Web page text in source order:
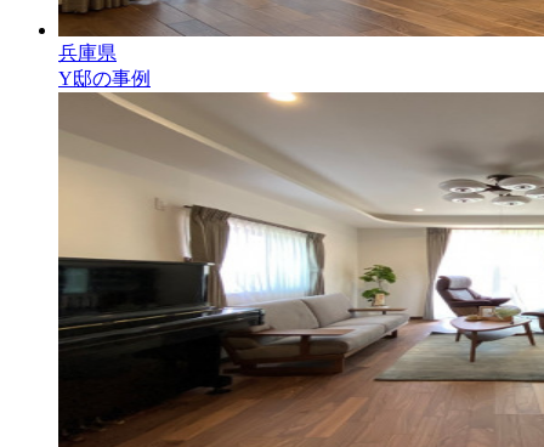
兵庫県
Y邸の事例